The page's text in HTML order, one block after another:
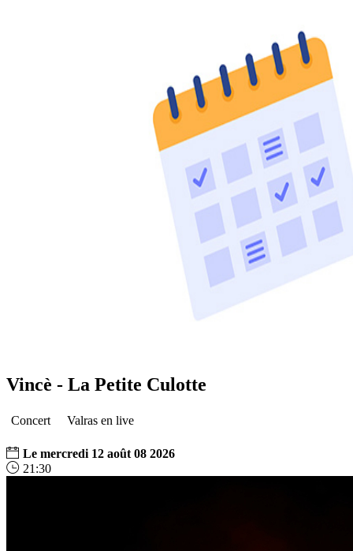
Vincè - La Petite Culotte
Concert Valras en live
Le mercredi 12 août 08 2026
21:30